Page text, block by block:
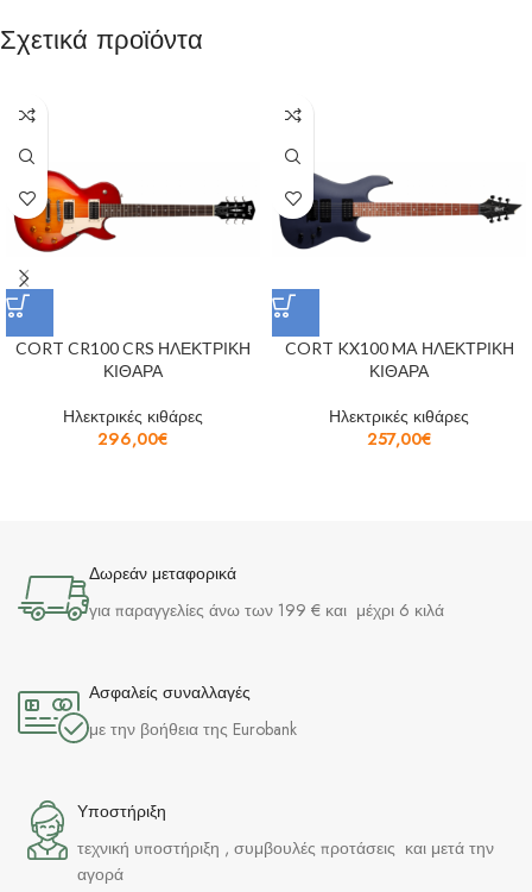
Σχετικά προϊόντα
CORT CR100 CRS ΗΛΕΚΤΡΙΚΗ
ΚΙΘΑΡΑ
Ηλεκτρικές κιθάρες
296,00€
CORT KX100 MA ΗΛΕΚΤΡΙΚΗ
ΚΙΘΑΡΑ
Ηλεκτρικές κιθάρες
257,00€
Δωρεάν μεταφορικά
για παραγγελίες άνω των 199 € και μέχρι 6 κιλά
Ασφαλείς συναλλαγές
με την βοήθεια της Eurobank
Υποστήριξη
τεχνική υποστήριξη , συμβουλές προτάσεις και μετά την
αγορά